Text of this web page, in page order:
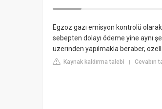
Egzoz gazı emisyon kontrolü
sebepten dolayı ödeme yine aynı
üzerinden yapılmakla beraber,
Kaynak kaldırma talebi | Cevabın